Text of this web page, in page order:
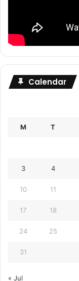
Calendar
M T
3 4
10 11
17 18
24 25
31
« Jul